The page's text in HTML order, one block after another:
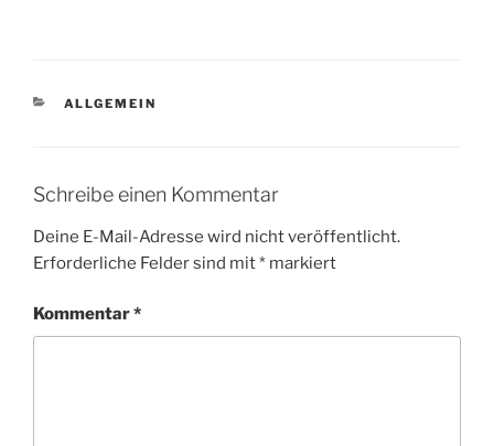
KATEGORIEN
ALLGEMEIN
Schreibe einen Kommentar
Deine E-Mail-Adresse wird nicht veröffentlicht.
Erforderliche Felder sind mit* markiert
Kommentar*